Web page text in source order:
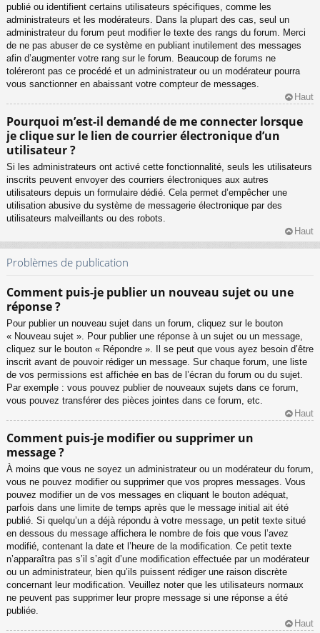
publié ou identifient certains utilisateurs spécifiques, comme les
administrateurs et les modérateurs. Dans la plupart des cas, seul un
administrateur du forum peut modifier le texte des rangs du forum. Merci
de ne pas abuser de ce système en publiant inutilement des messages
afin d’augmenter votre rang sur le forum. Beaucoup de forums ne
toléreront pas ce procédé et un administrateur ou un modérateur pourra
vous sanctionner en abaissant votre compteur de messages.
Haut
Pourquoi m’est-il demandé de me connecter lorsque
je clique sur le lien de courrier électronique d’un
utilisateur ?
Si les administrateurs ont activé cette fonctionnalité, seuls les utilisateurs
inscrits peuvent envoyer des courriers électroniques aux autres
utilisateurs depuis un formulaire dédié. Cela permet d’empêcher une
utilisation abusive du système de messagerie électronique par des
utilisateurs malveillants ou des robots.
Haut
Problèmes de publication
Comment puis-je publier un nouveau sujet ou une
réponse ?
Pour publier un nouveau sujet dans un forum, cliquez sur le bouton
« Nouveau sujet ». Pour publier une réponse à un sujet ou un message,
cliquez sur le bouton « Répondre ». Il se peut que vous ayez besoin d’être
inscrit avant de pouvoir rédiger un message. Sur chaque forum, une liste
de vos permissions est affichée en bas de l’écran du forum ou du sujet.
Par exemple : vous pouvez publier de nouveaux sujets dans ce forum,
vous pouvez transférer des pièces jointes dans ce forum, etc.
Haut
Comment puis-je modifier ou supprimer un
message ?
À moins que vous ne soyez un administrateur ou un modérateur du forum,
vous ne pouvez modifier ou supprimer que vos propres messages. Vous
pouvez modifier un de vos messages en cliquant le bouton adéquat,
parfois dans une limite de temps après que le message initial ait été
publié. Si quelqu’un a déjà répondu à votre message, un petit texte situé
en dessous du message affichera le nombre de fois que vous l’avez
modifié, contenant la date et l’heure de la modification. Ce petit texte
n’apparaîtra pas s’il s’agit d’une modification effectuée par un modérateur
ou un administrateur, bien qu’ils puissent rédiger une raison discrète
concernant leur modification. Veuillez noter que les utilisateurs normaux
ne peuvent pas supprimer leur propre message si une réponse a été
publiée.
Haut